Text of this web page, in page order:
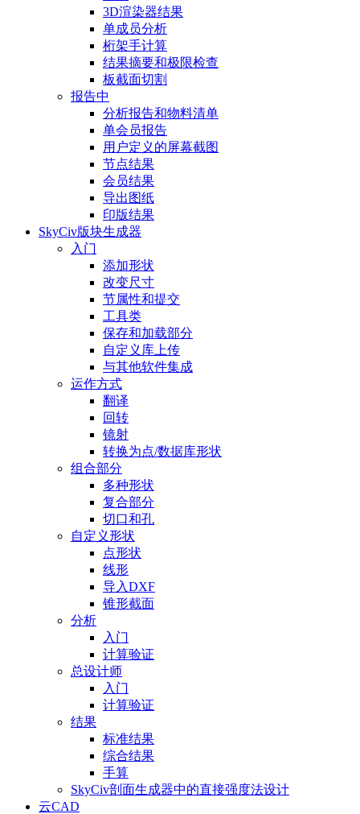
3D渲染器结果
单成员分析
桁架手计算
结果摘要和极限检查
板截面切割
报告中
分析报告和物料清单
单会员报告
用户定义的屏幕截图
节点结果
会员结果
导出图纸
印版结果
SkyCiv版块生成器
入门
添加形状
改变尺寸
节属性和提交
工具类
保存和加载部分
自定义库上传
与其他软件集成
运作方式
翻译
回转
镜射
转换为点/数据库形状
组合部分
多种形状
复合部分
切口和孔
自定义形状
点形状
线形
导入DXF
锥形截面
分析
入门
计算验证
总设计师
入门
计算验证
结果
标准结果
综合结果
手算
SkyCiv剖面生成器中的直接强度法设计
云CAD